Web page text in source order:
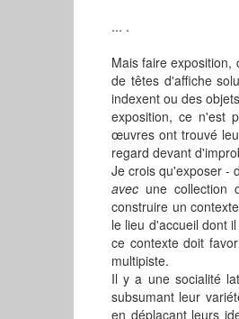
... .
Mais faire
de têtes d'affiche
indexent ou des
exposition, ce n'est
œuvres ont trouvé
regard devant
Je crois qu'exposer -
avec une collection
construire un
le lieu d'accueil dont
ce contexte doit
multipiste.
Il y a une socialité
subsumant leur
en déplaçant leurs